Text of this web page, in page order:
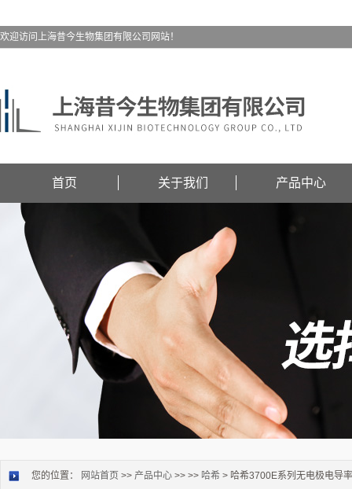
欢迎访问上海昔今生物集团有限公司网站！
首页 关于我们 产品中心
您的位置： 网站首页 >> 产品中心 >> >> 哈希 > 哈希3700E系列无电极电导